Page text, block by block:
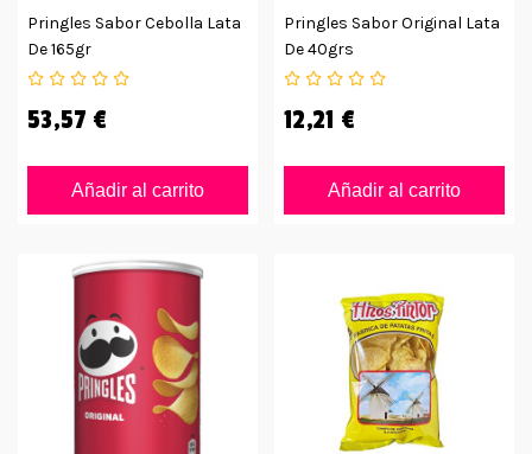
Pringles Sabor Cebolla Lata
De 165gr
53,57 €
Añadir al carrito
Pringles Sabor Original Lata
De 40grs
12,21 €
Añadir al carrito